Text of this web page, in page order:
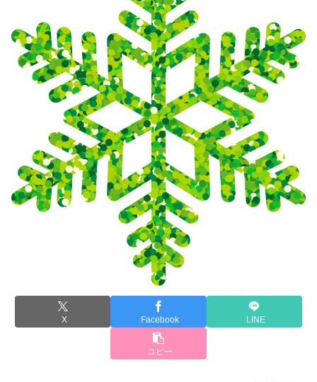
X Facebook LINE
コピー